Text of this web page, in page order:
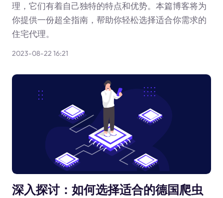
理，它们有着自己独特的特点和优势。本篇博客将为
你提供一份超全指南，帮助你轻松选择适合你需求的
住宅代理。
2023-08-22 16:21
深入探讨：如何选择适合的德国爬虫